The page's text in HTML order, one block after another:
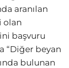
aranılan
olan
başvuru
“Diğer beyan
bulunan